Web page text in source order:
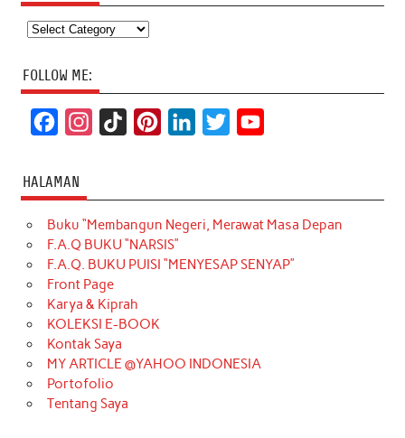
Categories
FOLLOW ME:
c
e
b
o
o
k
t
a
g
r
a
m
T
o
k
t
e
r
k
e
d
t
t
e
T
u
b
HALAMAN
Buku “Membangun Negeri, Merawat Masa Depan
F.A.Q BUKU “NARSIS”
F.A.Q. BUKU PUISI “MENYESAP SENYAP”
Front Page
Karya & Kiprah
KOLEKSI E-BOOK
Kontak Saya
MY ARTICLE @YAHOO INDONESIA
Portofolio
Tentang Saya